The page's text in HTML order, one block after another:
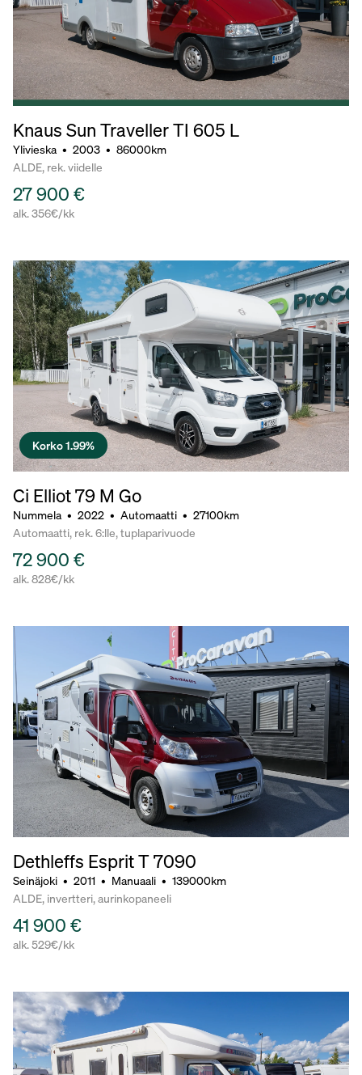
Knaus Sun Traveller TI 605 L
Ylivieska • 2003 • 86000km
ALDE, rek. viidelle
27 900 €
alk. 356€/kk
Korko 1.99%
Ci Elliot 79 M Go
Nummela • 2022 • Automaatti • 27100km
Automaatti, rek. 6:lle, tuplaparivuode
72 900 €
alk. 828€/kk
Dethleffs Esprit T 7090
Seinäjoki • 2011 • Manuaali • 139000km
ALDE, invertteri, aurinkopaneeli
41 900 €
alk. 529€/kk